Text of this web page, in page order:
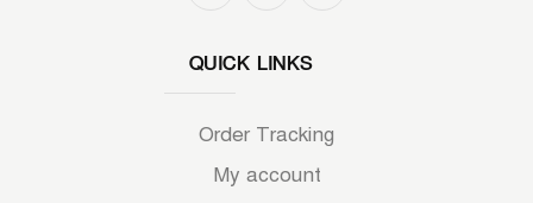
QUICK LINKS
Order Tracking
My account